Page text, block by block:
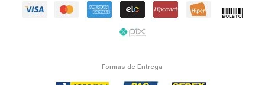
Formas de Entrega